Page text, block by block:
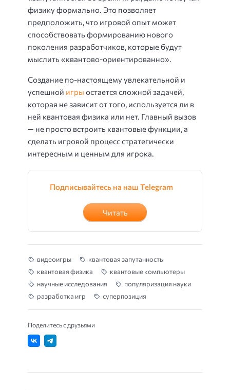
физику формально. Это позволяет
предположить, что игровой опыт может
способствовать формированию нового
поколения разработчиков, которые будут
мыслить «квантово-ориентированно».
Создание по-настоящему увлекательной и
успешной игры остается сложной задачей,
которая не зависит от того, используется ли в
ней квантовая физика или нет. Главный вызов
— не просто встроить квантовые функции, а
сделать игровой процесс стратегически
интересным и ценным для игрока.
Подписывайтесь на наш Telegram
Читать
видеоигры
квантовая запутанность
квантовая физика
квантовые компьютеры
научные исследования
популяризация науки
разработка игр
суперпозиция
Поделитесь с друзьями